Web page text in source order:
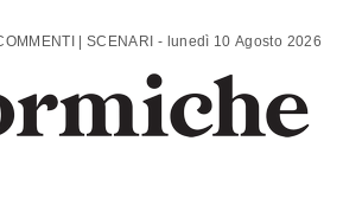
ANALISI | COMMENTI | SCENARI - lunedì 10 Agosto 2026